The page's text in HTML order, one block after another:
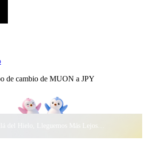
de cambio de MUON a JPY
Más Allá del Hielo, Lleguemos Más Lejos Juntos ·